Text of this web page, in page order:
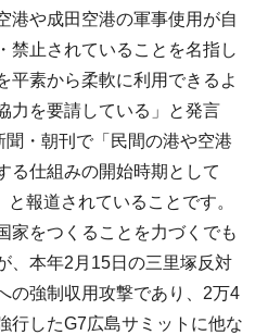
港や成田空港の軍事使用が自
禁止されていることを名指し
平素から柔軟に利用できるよ
力を要請している」と発言
・朝刊で「民間の港や空港
る仕組みの開始時期として
報道されていることです。
家をつくることを力づくでも
、本年2月15日の三里塚反対
の強制収用攻撃であり、2万4
行したG7広島サミットに他な